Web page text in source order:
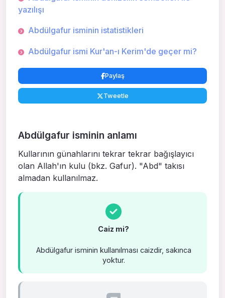
yazılışı
Abdülgafur isminin istatistikleri
Abdülgafur ismi Kur'an-ı Kerim'de geçer mi?
Paylaş
Tweetle
Abdülgafur isminin anlamı
Kulları­nın günahlarını tekrar tekrar bağışla­yıcı
olan Allah'ın kulu (bkz. Gafur). "Abd" takısı
almadan kullanılmaz.
Caiz mi?
Abdülgafur isminin kullanılması caizdir, sakınca
yoktur.